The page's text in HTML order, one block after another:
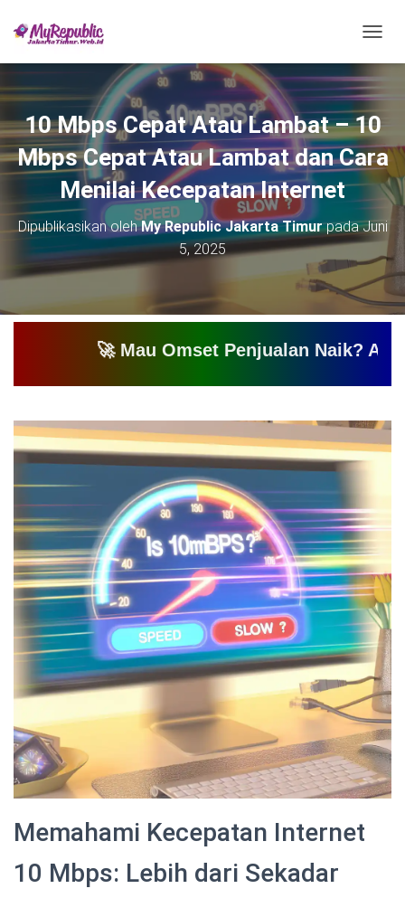
O
G
G
L
E
N
A
V
I
G
A
10 Mbps Cepat Atau Lambat – 10
Mbps Cepat Atau Lambat dan Cara
Menilai Kecepatan Internet
Dipublikasikan olehMy Republic Jakarta TimurpadaJuni
5, 2025
Mau Omset Penjualan Naik? Atau Mau
Memahami Kecepatan Internet
10 Mbps: Lebih dari Sekadar